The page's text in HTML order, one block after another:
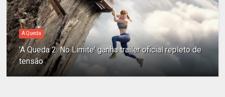
A Queda
'A Queda 2: No Limite' ganha trailer oficial repleto de
tensão